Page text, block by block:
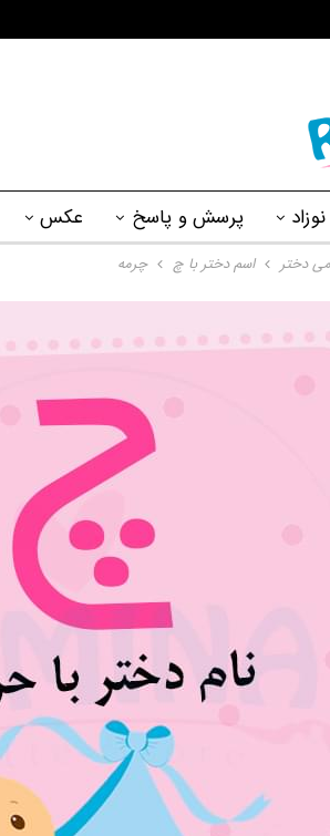
پرسش و پاسخ عکس
دختر اسم دختر با چ چرمه